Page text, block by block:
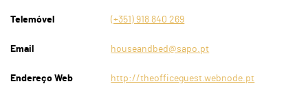
Telemóvel (+351) 918 840 269
Email houseandbed@sapo.pt
Endereço Web http://theofficeguest.webnode.pt